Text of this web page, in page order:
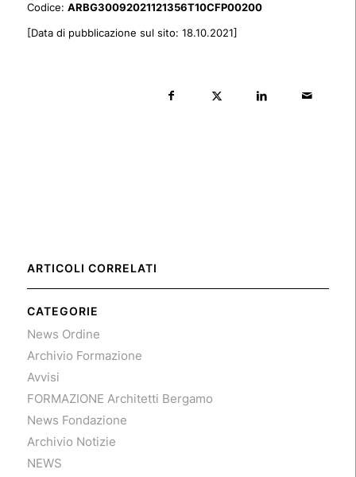
Codice: ARBG30092021121356T10CFP00200
[Data di pubblicazione sul sito: 18.10.2021]
ARTICOLI CORRELATI
CATEGORIE
News Ordine
Archivio Formazione
Avvisi
FORMAZIONE Architetti Bergamo
News Fondazione
Archivio Notizie
NEWS